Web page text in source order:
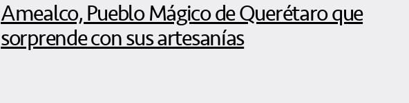
Amealco, Pueblo Mágico de Querétaro que
sorprende con sus artesanías